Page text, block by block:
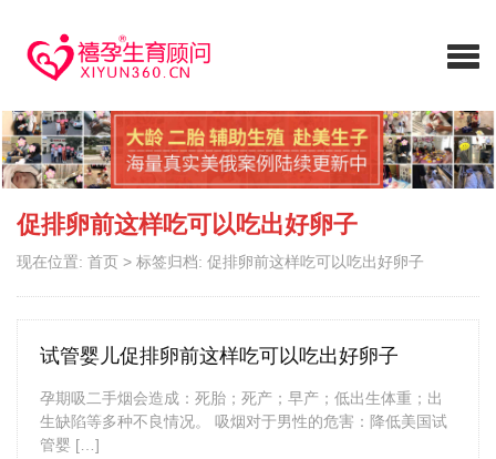
促排卵前这样吃可以吃出好卵子
现在位置: 首页 > 标签归档: 促排卵前这样吃可以吃出好卵子
试管婴儿促排卵前这样吃可以吃出好卵子
孕期吸二手烟会造成：死胎；死产；早产；低出生体重；出
生缺陷等多种不良情况。 吸烟对于男性的危害：降低美国试
管婴 […]